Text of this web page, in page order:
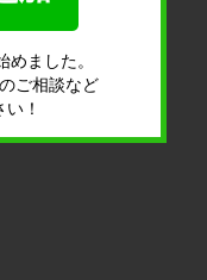
ました。
ご相談など
！